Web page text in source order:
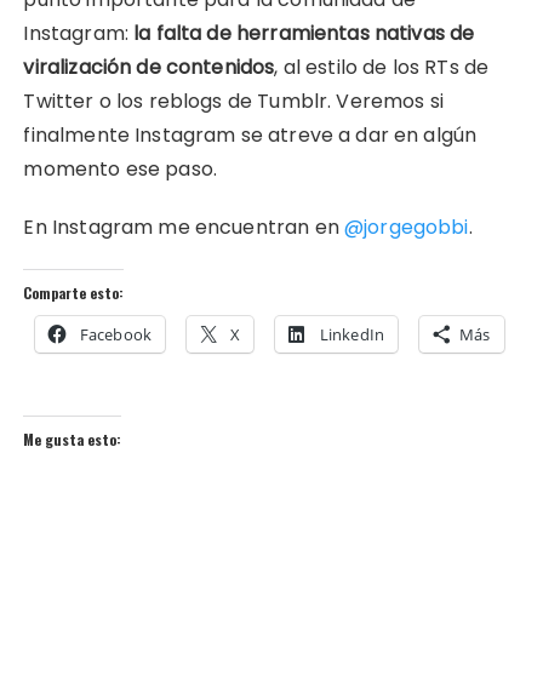
Instagram: la falta de herramientas nativas de
viralización de contenidos, al estilo de los RTs de
Twitter o los reblogs de Tumblr. Veremos si
finalmente Instagram se atreve a dar en algún
momento ese paso.
En Instagram me encuentran en@jorgegobbi.
Comparte esto:
Facebook X LinkedIn Más
Me gusta esto: